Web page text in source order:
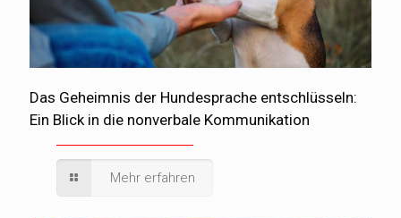
Das Geheimnis der Hundesprache entschlüsseln:
Ein Blick in die nonverbale Kommunikation
Mehr erfahren